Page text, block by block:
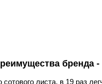
бренда -
листа, в 19 раз